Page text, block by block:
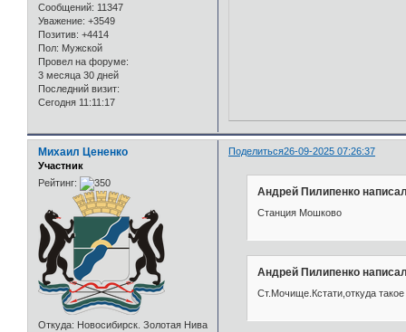
Сообщений: 11347
Уважение: +3549
Позитив: +4414
Пол: Мужской
Провел на форуме:
3 месяца 30 дней
Последний визит:
Сегодня 11:11:17
Поделиться26-09-2025 07:26:37
Михаил Цененко
Участник
Рейтинг:
Откуда: Новосибирск. Золотая Нива
Андрей Пилипенко
Станция Мошково
Андрей Пилипенко
Ст.Мочище.Кстати,откуда такое